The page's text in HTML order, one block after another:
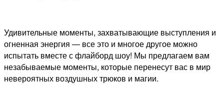
Удивительные моменты, захватывающие выступления и
огненная энергия — все это и многое другое можно
испытать вместе с флайборд шоу! Мы предлагаем вам
незабываемые моменты, которые перенесут вас в мир
невероятных воздушных трюков и магии.